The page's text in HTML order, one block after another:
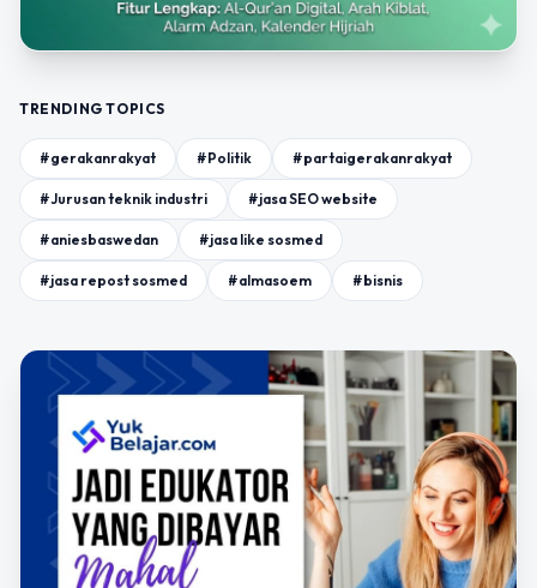
TRENDING TOPICS
#gerakanrakyat #Politik #partaigerakanrakyat
#Jurusan teknik industri #jasa SEO website
#aniesbaswedan #jasa like sosmed
#jasa repost sosmed #almasoem #bisnis